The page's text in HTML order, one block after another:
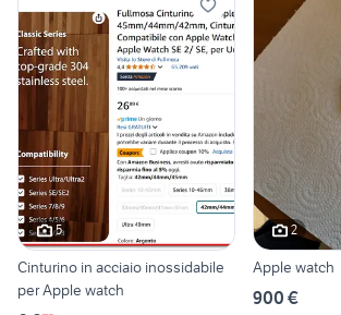
5
Cinturino in acciaio inossidabile
per Apple watch
2
Apple watch
900 €